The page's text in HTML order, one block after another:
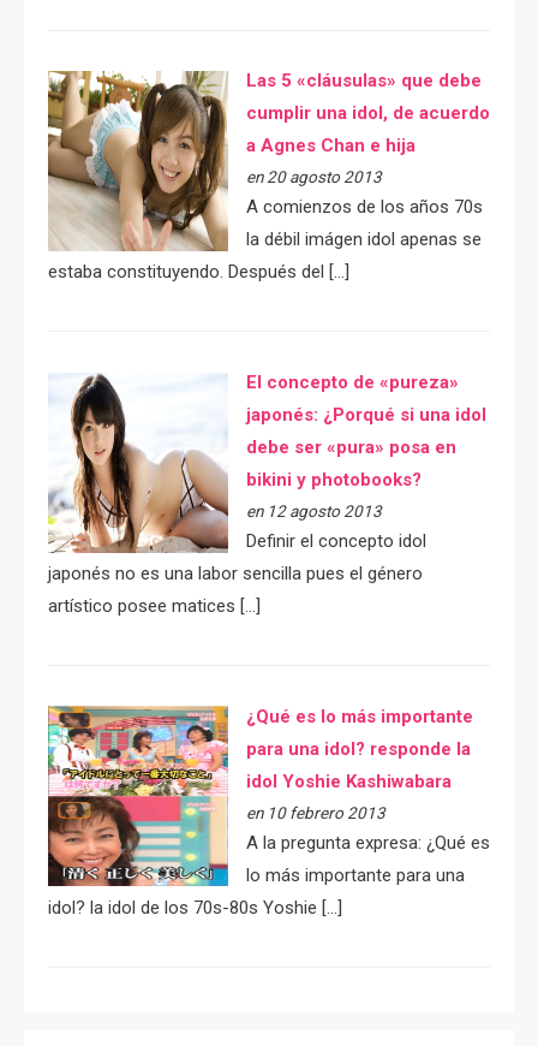
Las 5 «cláusulas» que debe
cumplir una idol, de acuerdo
a Agnes Chan e hija
en 20 agosto 2013
A comienzos de los años 70s
la débil imágen idol apenas se
estaba constituyendo. Después del […]
El concepto de «pureza»
japonés: ¿Porqué si una idol
debe ser «pura» posa en
bikini y photobooks?
en 12 agosto 2013
Definir el concepto idol
japonés no es una labor sencilla pues el género
artístico posee matices […]
¿Qué es lo más importante
para una idol? responde la
idol Yoshie Kashiwabara
en 10 febrero 2013
A la pregunta expresa: ¿Qué es
lo más importante para una
idol? la idol de los 70s-80s Yoshie […]